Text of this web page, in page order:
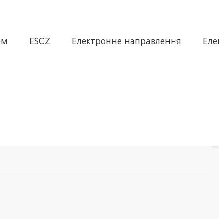
ESOZ Електронне направлення